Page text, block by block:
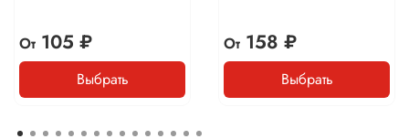
От105 ₽
Выбрать
От158 ₽
Выбрать